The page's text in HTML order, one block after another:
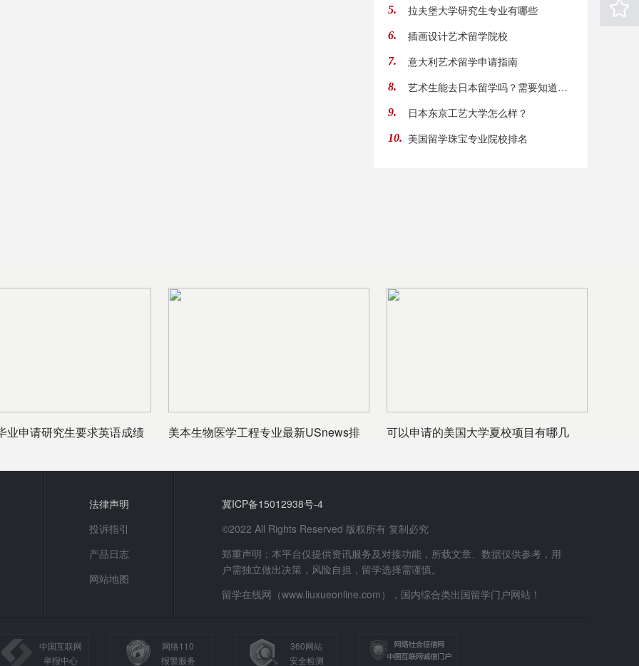
5. 拉夫堡大学研究生专业有哪些
6. 插画设计艺术留学院校
7. 意大利艺术留学申请指南
8. 艺术生能去日本留学吗？需要知道哪些？
9. 日本东京工艺大学怎么样？
10. 美国留学珠宝专业院校排名
业申请研究生要求英语成绩
美本生物医学工程专业最新USnews排
可以申请的美国大学夏校项目有哪几
法律声明
投诉指引
产品日志
网站地图
冀ICP备15012938号-4
©2022 All Rights Reserved 版权所有 复制必究
郑重声明：本平台仅提供资讯服务及对接功能，所载文章、数据仅供参考，用
户需独立做出决策，风险自担，留学选择需谨慎。
留学在线网（www.liuxueonline.com），国内综合类出国留学门户网站！
中国互联网
举报中心
网络110
报警服务
360网站
安全检测